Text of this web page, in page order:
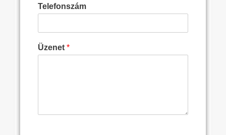
Telefonszám
Üzenet *